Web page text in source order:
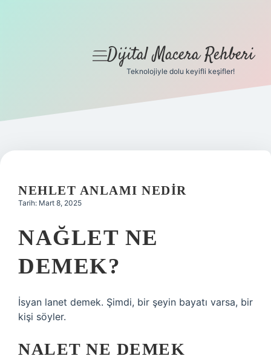
Gizlilik Politikası
Yasal Uyarı
menüyü
Dijital Macera Rehberi
Teknolojiyle dolu keyifli keşifler!
NEHLET ANLAMI NEDIR
Tarih: Mart 8, 2025
NAĞLET NE
DEMEK?
İsyan lanet demek. Şimdi, bir şeyin bayatı varsa, bir
kişi söyler.
NALET NE DEMEK